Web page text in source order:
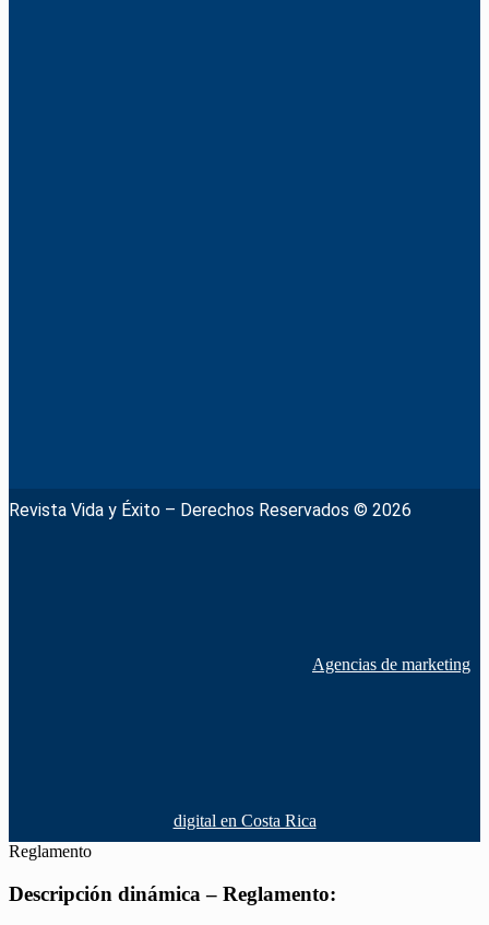
Revista Vida y Éxito – Derechos Reservados © 2026
Agencias de marketing
digital en Costa Rica
Reglamento
Descripción dinámica – Reglamento: